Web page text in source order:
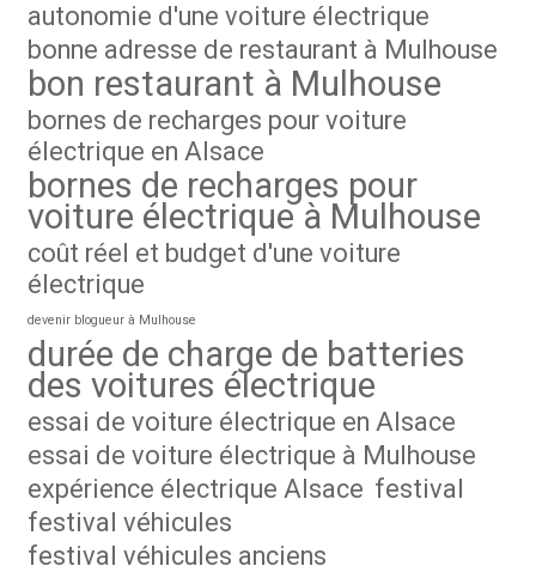
autonomie d'une voiture électrique
bonne adresse de restaurant à Mulhouse
bon restaurant à Mulhouse
bornes de recharges pour voiture
électrique en Alsace
bornes de recharges pour
voiture électrique à Mulhouse
coût réel et budget d'une voiture
électrique
devenir blogueur à Mulhouse
durée de charge de batteries
des voitures électrique
essai de voiture électrique en Alsace
essai de voiture électrique à Mulhouse
expérience électrique Alsace festival
festival véhicules
festival véhicules anciens